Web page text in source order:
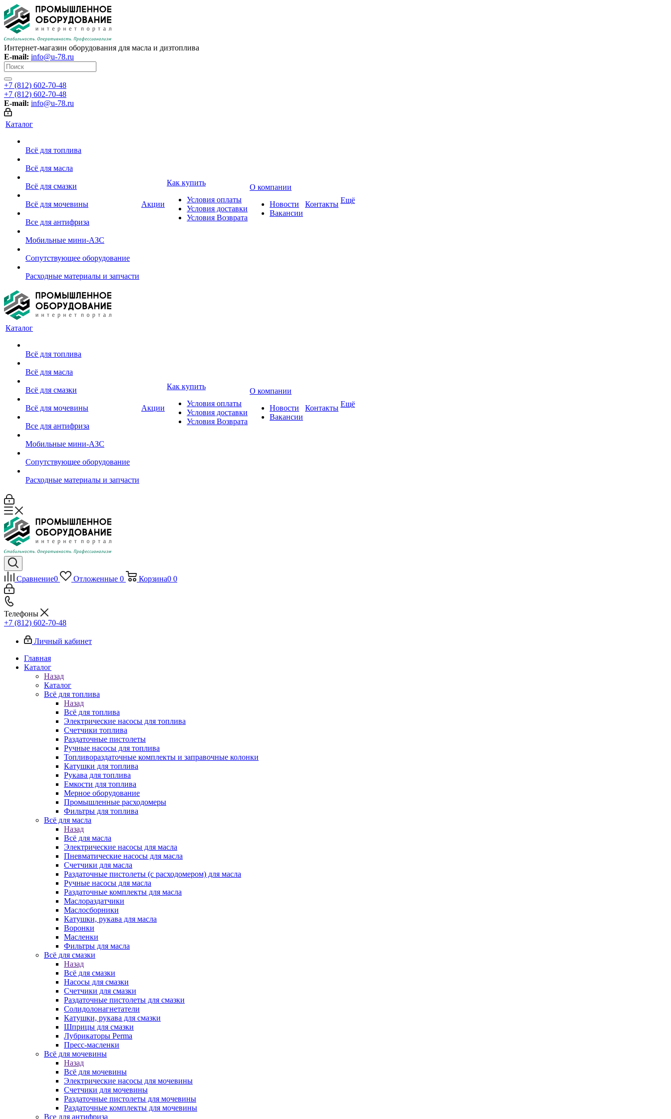
Интернет-магазин оборудования для масла и дизтоплива
E-mail: info@u-78.ru
+7 (812) 602-70-48
+7 (812) 602-70-48
E-mail: info@u-78.ru
Каталог
Всё для топлива
Всё для масла
Всё для смазки
Всё для мочевины
Все для антифриза
Мобильные мини-АЗС
Сопутствующее оборудование
Расходные материалы и запчасти
Акции
Как купить
Условия оплаты
Условия доставки
Условия Возврата
О компании
Новости
Вакансии
Контакты Ещё
Каталог
Всё для топлива
Всё для масла
Всё для смазки
Всё для мочевины
Все для антифриза
Мобильные мини-АЗС
Сопутствующее оборудование
Расходные материалы и запчасти
Акции
Как купить
Условия оплаты
Условия доставки
Условия Возврата
О компании
Новости
Вакансии
Контакты Ещё
Сравнение0 Отложенные 0 Корзина0 0
Телефоны
+7 (812) 602-70-48
Личный кабинет
Главная
Каталог
Назад
Каталог
Всё для топлива
Назад
Всё для топлива
Электрические насосы для топлива
Счетчики топлива
Раздаточные пистолеты
Ручные насосы для топлива
Топливораздаточные комплекты и заправочные колонки
Катушки для топлива
Рукава для топлива
Емкости для топлива
Мерное оборудование
Промышленные расходомеры
Фильтры для топлива
Всё для масла
Назад
Всё для масла
Электрические насосы для масла
Пневматические насосы для масла
Счетчики для масла
Раздаточные пистолеты (с расходомером) для масла
Ручные насосы для масла
Раздаточные комплекты для масла
Маслораздатчики
Маслосборники
Катушки, рукава для масла
Воронки
Масленки
Фильтры для масла
Всё для смазки
Назад
Всё для смазки
Насосы для смазки
Счетчики для смазки
Раздаточные пистолеты для смазки
Солидолонагнетатели
Катушки, рукава для смазки
Шприцы для смазки
Лубрикаторы Perma
Пресс-масленки
Всё для мочевины
Назад
Всё для мочевины
Электрические насосы для мочевины
Счетчики для мочевины
Раздаточные пистолеты для мочевины
Раздаточные комплекты для мочевины
Все для антифриза